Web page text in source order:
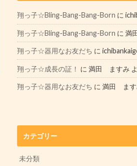
翔っ子☆Bling-Bang-Bang-Born に
翔っ子☆Bling-Bang-Bang-Born に 満
翔っ子☆器用なお友だち に
翔っ子☆成長の証！ に 満田 ますみ
翔っ子☆器用なお友だち に 満田 ます
カテゴリー
未分類